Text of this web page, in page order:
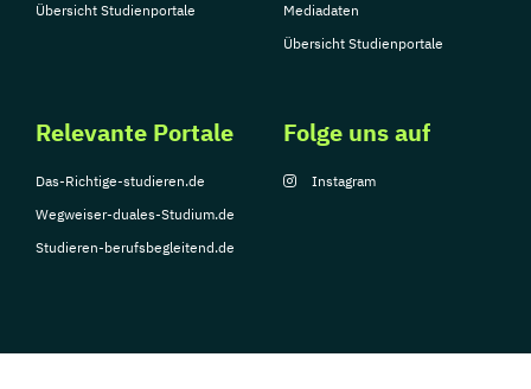
Übersicht Studienportale
Mediadaten
Übersicht Studienportale
Relevante Portale
Das-Richtige-studieren.de
Wegweiser-duales-Studium.de
Studieren-berufsbegleitend.de
Folge uns auf
Instagram